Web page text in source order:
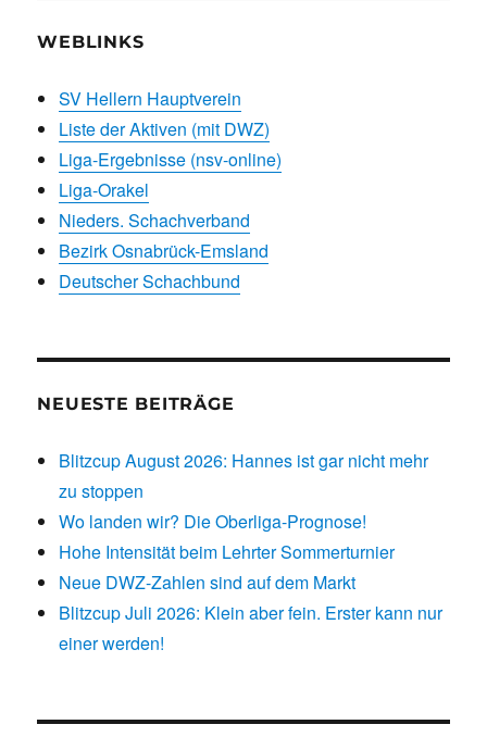
WEBLINKS
SV Hellern Hauptverein
Liste der Aktiven (mit DWZ)
Liga-Ergebnisse (nsv-online)
Liga-Orakel
Nieders. Schachverband
Bezirk Osnabrück-Emsland
Deutscher Schachbund
NEUESTE BEITRÄGE
Blitzcup August 2026: Hannes ist gar nicht mehr
zu stoppen
Wo landen wir? Die Oberliga-Prognose!
Hohe Intensität beim Lehrter Sommerturnier
Neue DWZ-Zahlen sind auf dem Markt
Blitzcup Juli 2026: Klein aber fein. Erster kann nur
einer werden!